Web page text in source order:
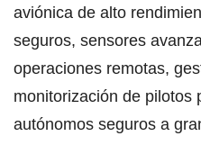
aviónica de alto
seguros, sensores
operaciones remotas,
monitorización de pilotos
autónomos seguros a